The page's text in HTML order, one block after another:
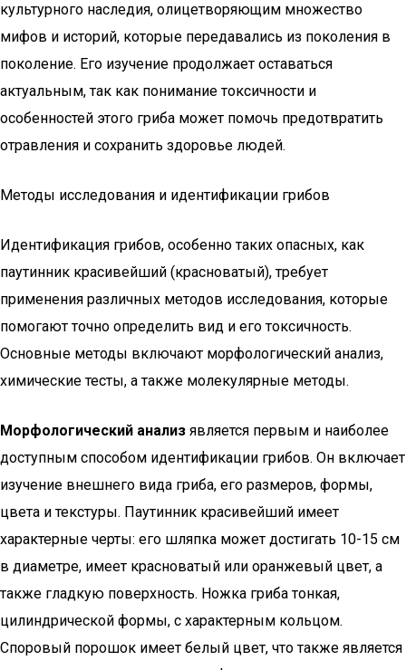
культурного наследия, олицетворяющим множество
мифов и историй, которые передавались из поколения в
поколение. Его изучение продолжает оставаться
актуальным, так как понимание токсичности и
особенностей этого гриба может помочь предотвратить
отравления и сохранить здоровье людей.
Методы исследования и идентификации грибов
Идентификация грибов, особенно таких опасных, как
паутинник красивейший (красноватый), требует
применения различных методов исследования, которые
помогают точно определить вид и его токсичность.
Основные методы включают морфологический анализ,
химические тесты, а также молекулярные методы.
Морфологический анализ является первым и наиболее
доступным способом идентификации грибов. Он включает
изучение внешнего вида гриба, его размеров, формы,
цвета и текстуры. Паутинник красивейший имеет
характерные черты: его шляпка может достигать 10-15 см
в диаметре, имеет красноватый или оранжевый цвет, а
также гладкую поверхность. Ножка гриба тонкая,
цилиндрической формы, с характерным кольцом.
Споровый порошок имеет белый цвет, что также является